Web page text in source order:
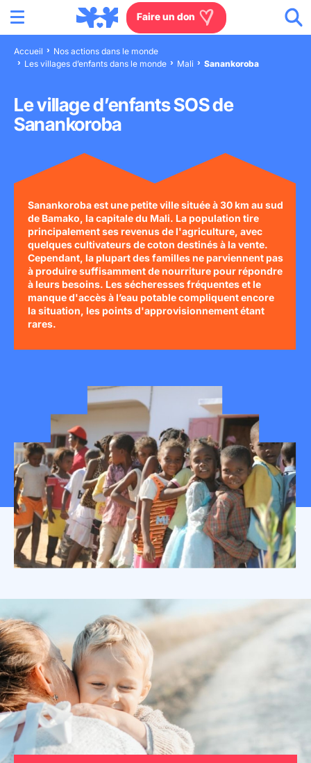
Aller à la recherche
Aller au pied de page
Faire un don
Nous connaître
Actions en France
Agissez à nos côtés
Actualités
Rejoignez-nous
Les villages d'enfants
Accueil
Nos actions dans le monde
Les villages d’enfants dans le monde
Mali Sanankoroba
Le village d’enfants SOS de
Sanankoroba
Sanankoroba est une petite ville située à 30 km au sud
de Bamako, la capitale du Mali. La population tire
principalement ses revenus de l'agriculture, avec
quelques cultivateurs de coton destinés à la vente.
Cependant, la plupart des familles ne parviennent pas
à produire suffisamment de nourriture pour répondre
à leurs besoins. Les sécheresses fréquentes et le
manque d'accès à l’eau potable compliquent encore
la situation, les points d'approvisionnement étant
rares.